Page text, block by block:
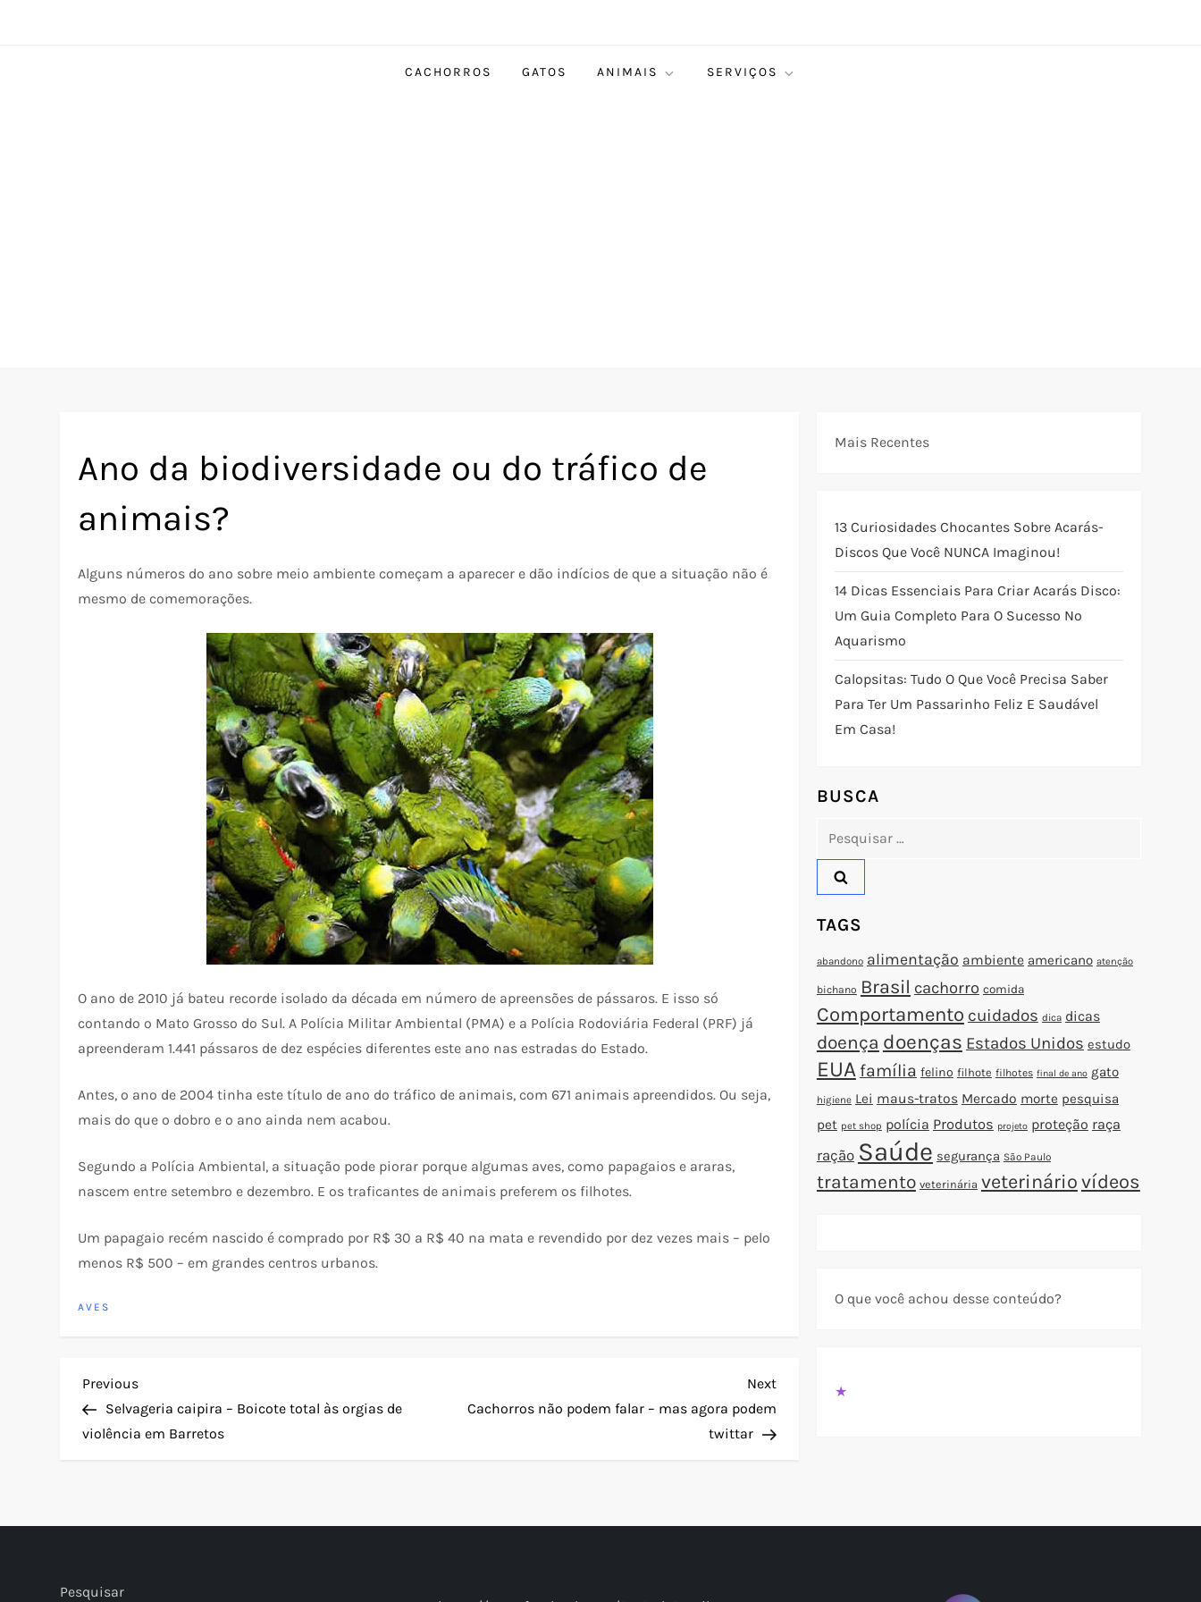
CACHORROS GATOS ANIMAIS SERVIÇOS
Ano da biodiversidade ou do tráfico de
animais?
Alguns números do ano sobre meio ambiente começam a aparecer e dão indícios de que a situação não é
mesmo de comemorações.
O ano de 2010 já bateu recorde isolado da década em número de apreensões de pássaros. E isso só
contando o Mato Grosso do Sul. A Polícia Militar Ambiental (PMA) e a Polícia Rodoviária Federal (PRF) já
apreenderam 1.441 pássaros de dez espécies diferentes este ano nas estradas do Estado.
Antes, o ano de 2004 tinha este título de ano do tráfico de animais, com 671 animais apreendidos. Ou seja,
mais do que o dobro e o ano ainda nem acabou.
Segundo a Polícia Ambiental, a situação pode piorar porque algumas aves, como papagaios e araras,
nascem entre setembro e dezembro. E os traficantes de animais preferem os filhotes.
Um papagaio recém nascido é comprado por R$ 30 a R$ 40 na mata e revendido por dez vezes mais – pelo
menos R$ 500 – em grandes centros urbanos.
AVES
N
a
e
Previous
Post
Previous
Selvageria caipira – Boicote total às orgias de
violência em Barretos
Next
Post
Next
Cachorros não podem falar – mas agora podem
twittar
Mais Recentes
13 Curiosidades Chocantes Sobre Acarás-
Discos Que Você NUNCA Imaginou!
14 Dicas Essenciais Para Criar Acarás Disco:
Um Guia Completo Para O Sucesso No
Aquarismo
Calopsitas: Tudo O Que Você Precisa Saber
Para Ter Um Passarinho Feliz E Saudável
Em Casa!
BUSCA
Pesquisar
TAGS
abandono alimentação ambiente americano atenção
bichano Brasil cachorro comida
Comportamento cuidados dica dicas
doença doenças Estados Unidos estudo
EUA família felino filhote filhotes final de ano gato
higiene Lei maus-tratos Mercado morte pesquisa
pet pet shop polícia Produtos projeto proteção raça
ração Saúde segurança São Paulo
tratamento veterinária veterináriovídeos
O que você achou desse conteúdo?
★
Pesquisar